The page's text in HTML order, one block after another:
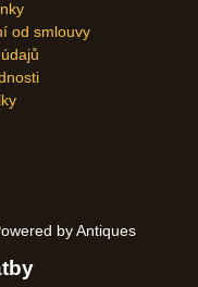
od smlouvy
by Antiques